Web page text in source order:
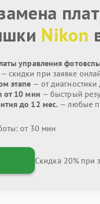
Nikon
управления
— скидки при заявке
этапе — от
от 10 мин — быстрый
до 12 мес. — любые
от 30 мин
Скидка 20% при